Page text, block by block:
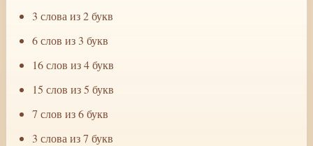
3 слова из 2 букв
6 слов из 3 букв
16 слов из 4 букв
15 слов из 5 букв
7 слов из 6 букв
3 слова из 7 букв